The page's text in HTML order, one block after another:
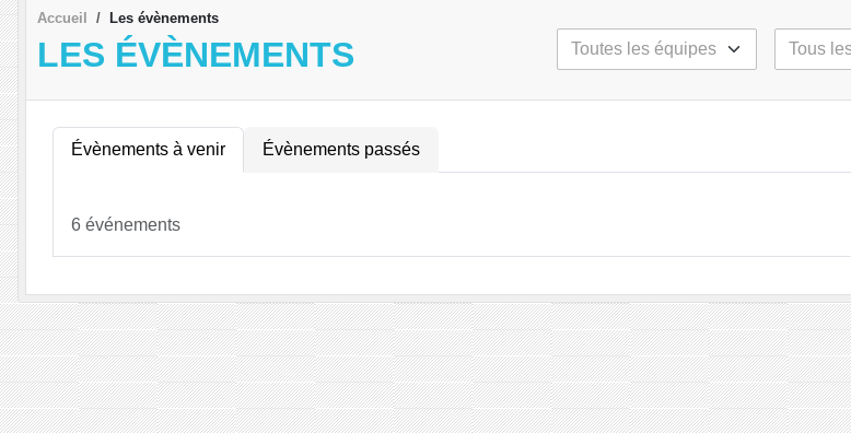
Accueil Les évènements
LES ÉVÈNEMENTS
Évènements à venir Évènements passés
6 événements